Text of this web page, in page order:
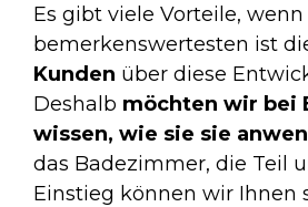
Es gibt viele Vorteile,
bemerkenswertesten ist
Kunden über diese
Deshalb möchten wir bei
wissen, wie sie sie
das Badezimmer, die Teil
Einstieg können wir Ihnen